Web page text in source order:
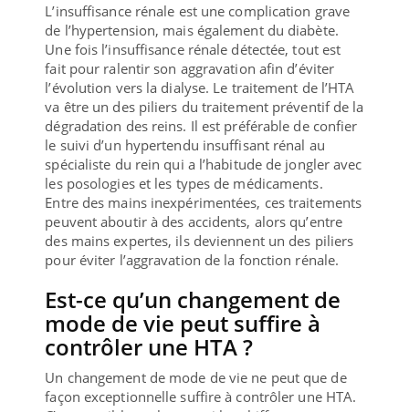
L’insuffisance rénale est une complication grave
de l’hypertension, mais également du diabète.
Une fois l’insuffisance rénale détectée, tout est
fait pour ralentir son aggravation afin d’éviter
l’évolution vers la dialyse. Le traitement de l’HTA
va être un des piliers du traitement préventif de la
dégradation des reins. Il est préférable de confier
le suivi d’un hypertendu insuffisant rénal au
spécialiste du rein qui a l’habitude de jongler avec
les posologies et les types de médicaments.
Entre des mains inexpérimentées, ces traitements
peuvent aboutir à des accidents, alors qu’entre
des mains expertes, ils deviennent un des piliers
pour éviter l’aggravation de la fonction rénale.
Est-ce qu’un changement de
mode de vie peut suffire à
contrôler une HTA ?
Un changement de mode de vie ne peut que de
façon exceptionnelle suffire à contrôler une HTA.